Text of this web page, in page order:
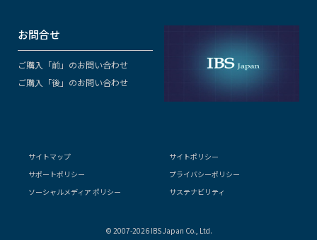
お問合せ
ご購入「前」のお問い合わせ
ご購入「後」のお問い合わせ
サイトマップ
サイトポリシー
サポートポリシー
プライバシーポリシー
ソーシャルメディア ポリシー
サステナビリティ
© 2007-2026 IBS Japan Co., Ltd.